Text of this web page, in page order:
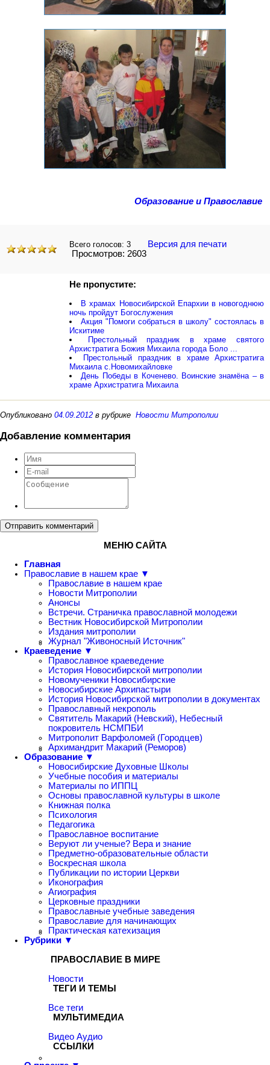
Образование и Православие
Всего голосов: 3
Версия для печати
Просмотров: 2603
Не пропустите:
В храмах Новосибирской Епархии в новогоднюю
ночь пройдут Богослужения
Акция "Помоги собраться в школу" состоялась в
Искитиме
Престольный праздник в храме святого
Архистратига Божия Михаила города Боло ...
Престольный праздник в храме Архистратига
Михаила с.Новомихайловке
День Победы в Коченево. Воинские знамёна – в
храме Архистратига Михаила
Опубликовано 04.09.2012 в рубрике Новости Митрополии
Добавление комментария
Отправить комментарий
МЕНЮ САЙТА
Главная
Православие в нашем крае ▼
Православие в нашем крае
Новости Митрополии
Анонсы
Встречи. Страничка православной молодежи
Вестник Новосибирской Митрополии
Издания митрополии
Журнал "Живоносный Источник"
Краеведение ▼
Православное краеведение
История Новосибирской митрополии
Новомученики Новосибирские
Новосибирские Архипастыри
История Новосибирской митрополии в документах
Православный некрополь
Святитель Макарий (Невский), Небесный
покровитель НСМПБИ
Митрополит Варфоломей (Городцев)
Архимандрит Макарий (Реморов)
Образование ▼
Новосибирские Духовные Школы
Учебные пособия и материалы
Материалы по ИППЦ
Основы православной культуры в школе
Книжная полка
Психология
Педагогика
Православное воспитание
Веруют ли ученые? Вера и знание
Предметно-образовательные области
Воскресная школа
Публикации по истории Церкви
Иконография
Агиография
Церковные праздники
Православные учебные заведения
Православие для начинающих
Практическая катехизация
Рубрики ▼
ПРАВОСЛАВИЕ В МИРЕ
Новости
ТЕГИ И ТЕМЫ
Все теги
МУЛЬТИМЕДИА
Видео Аудио
ССЫЛКИ